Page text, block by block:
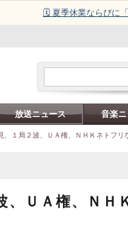
🗓️ 夏季休業ならびに
放送ニュース 音楽
、１局２波、ＵＡ権、ＮＨＫネトフリ
、ＵＡ権、ＮＨ